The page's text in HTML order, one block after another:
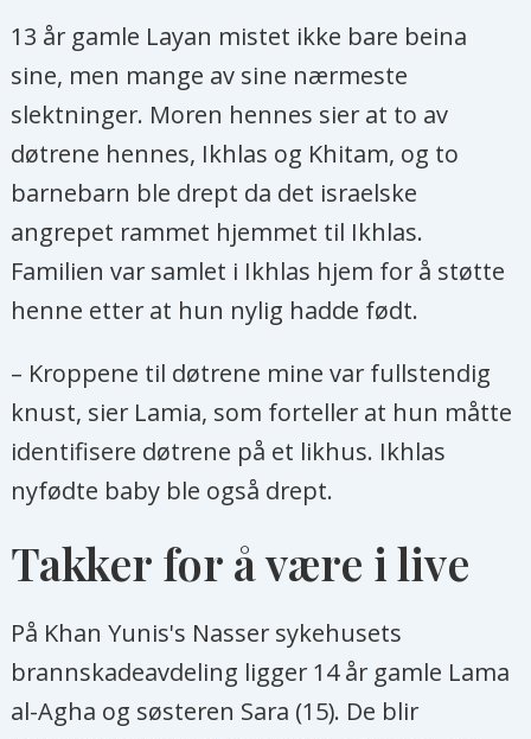
13 år gamle Layan mistet ikke bare beina
sine, men mange av sine nærmeste
slektninger. Moren hennes sier at to av
døtrene hennes, Ikhlas og Khitam, og to
barnebarn ble drept da det israelske
angrepet rammet hjemmet til Ikhlas.
Familien var samlet i Ikhlas hjem for å støtte
henne etter at hun nylig hadde født.
– Kroppene til døtrene mine var fullstendig
knust, sier Lamia, som forteller at hun måtte
identifisere døtrene på et likhus. Ikhlas
nyfødte baby ble også drept.
Takker for å være i live
På Khan Yunis's Nasser sykehusets
brannskadeavdeling ligger 14 år gamle Lama
al-Agha og søsteren Sara (15). De blir